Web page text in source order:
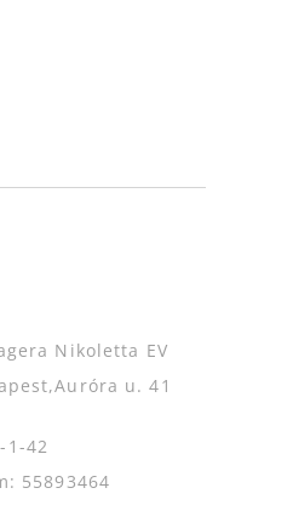
Nikoletta EV
u. 41
1-42
55893464